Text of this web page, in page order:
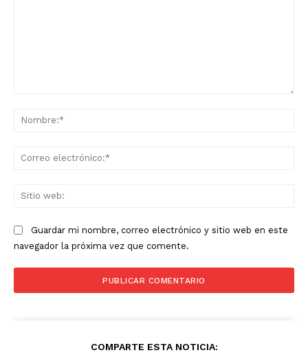
Guardar mi nombre, correo electrónico y sitio web en este
navegador la próxima vez que comente.
COMPARTE ESTA NOTICIA: